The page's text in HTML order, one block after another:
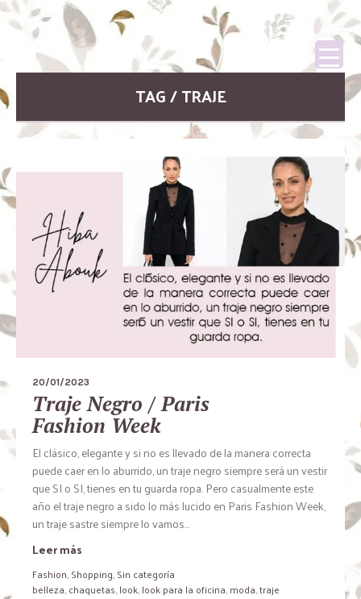
TAG / TRAJE
20/01/2023
Traje Negro / Paris
Fashion Week
El clásico, elegante y si no es llevado de la manera correcta
puede caer en lo aburrido, un traje negro siempre será un vestir
que SI o SI, tienes en tu guarda ropa. Pero casualmente este
año el traje negro a sido lo más lucido en Paris Fashion Week,
un traje sastre siempre lo vamos...
Leer más
Fashion,Shopping,Sin categoría
belleza,chaquetas,look,look para la oficina,moda,traje